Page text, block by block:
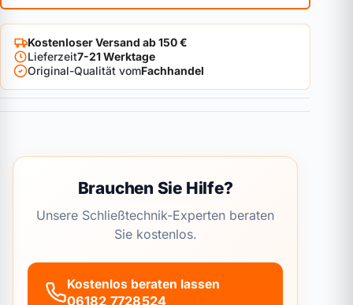
Kostenloser Versand ab 150 €
Lieferzeit7-21 Werktage
Original-Qualität vomFachhandel
Brauchen Sie Hilfe?
Unsere Schließtechnik-Experten beraten
Sie kostenlos.
Kostenlos beraten lassen
06182 7728524